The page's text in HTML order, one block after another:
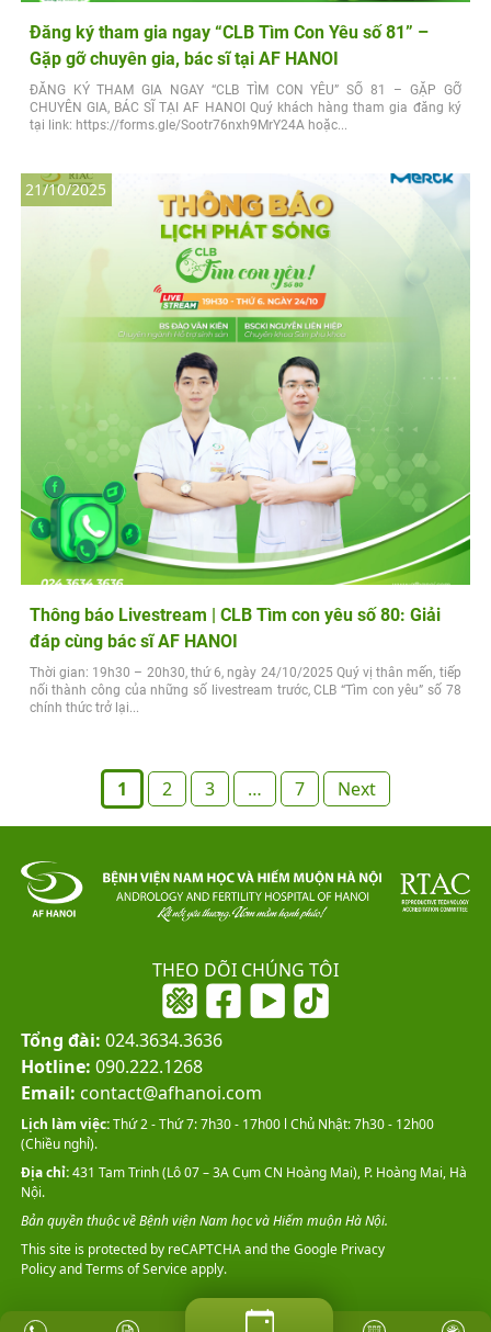
Đăng ký tham gia ngay “CLB Tìm Con Yêu số 81” –
Gặp gỡ chuyên gia, bác sĩ tại AF HANOI
ĐĂNG KÝ THAM GIA NGAY “CLB TÌM CON YÊU” SỐ 81 – GẶP GỠ
CHUYÊN GIA, BÁC SĨ TẠI AF HANOI Quý khách hàng tham gia đăng ký
tại link: https://forms.gle/Sootr76nxh9MrY24A hoặc...
Thông báo Livestream | CLB Tìm con yêu số 80: Giải
đáp cùng bác sĩ AF HANOI
Thời gian: 19h30 – 20h30, thứ 6, ngày 24/10/2025 Quý vị thân mến, tiếp
nối thành công của những số livestream trước, CLB “Tìm con yêu” số 78
chính thức trở lại...
21/10/2025
1 2 3 … 7 Next
THEO DÕI CHÚNG TÔI
Tổng đài: 024.3634.3636
Hotline: 090.222.1268
Email: contact@afhanoi.com
This site is protected by reCAPTCHA and the GooglePrivacy
PolicyandTerms of Serviceapply.
Lịch làm việc:Thứ 2 - Thứ 7: 7h30 - 17h00 l Chủ Nhật: 7h30 - 12h00
(Chiều nghỉ).
Địa chỉ:431 Tam Trinh (Lô 07 – 3A Cụm CN Hoàng Mai), P. Hoàng Mai, Hà
Nội.
Bản quyền thuộc về Bệnh viện Nam học và Hiếm muộn Hà Nội.